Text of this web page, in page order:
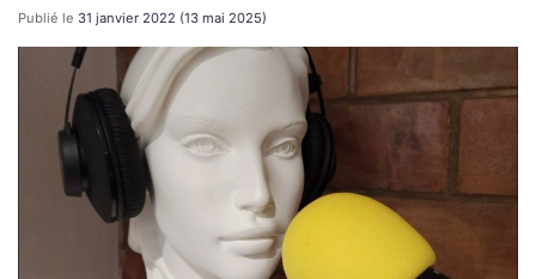
Publié le 31 janvier 2022 (13 mai 2025)